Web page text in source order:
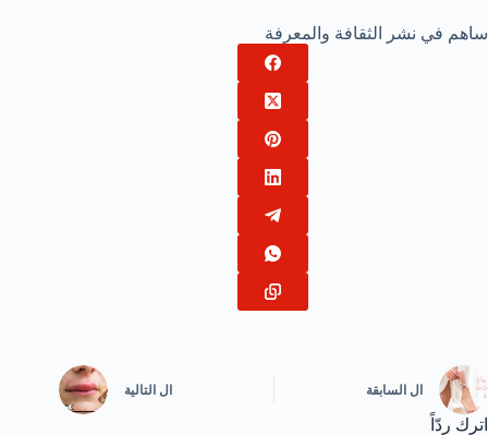
ساهم في نشر الثقافة والمعرفة
ال السابقة ال التالية
اترك ردّاً